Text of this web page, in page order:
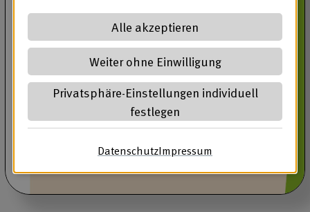
Alle akzeptieren
Weiter ohne Einwilligung
Privatsphäre-Einstellungen individuell
festlegen
Datenschutz(öffnet in neuem Tab)
Impressum